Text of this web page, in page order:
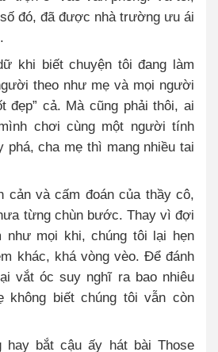
đó, đã được nhà trường ưu ái
khi biết chuyện tôi đang làm
theo như mẹ và mọi người
đẹp” cả. Mà cũng phải thôi, ai
chơi cùng một người tính
phá, cha mẹ thì mang nhiều tai
cản và cấm đoán của thầy cô,
từng chùn bước. Thay vì đợi
như mọi khi, chúng tôi lại hẹn
khác, khá vòng vèo. Để đánh
vắt óc suy nghĩ ra bao nhiêu
không biết chúng tôi vẫn còn
hay bắt cậu ấy hát bài Those